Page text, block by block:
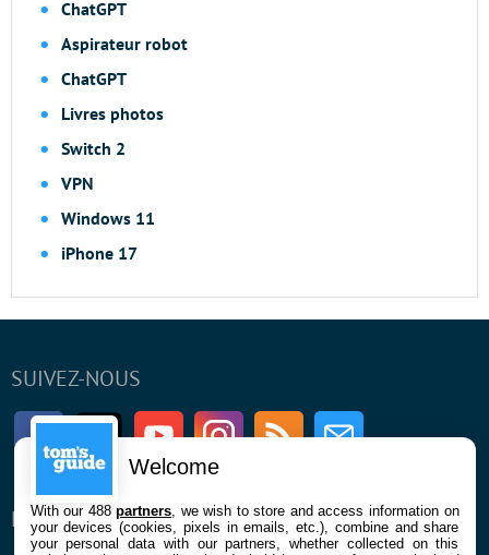
ChatGPT
Aspirateur robot
ChatGPT
Livres photos
Switch 2
VPN
Windows 11
iPhone 17
SUIVEZ-NOUS
FacebookTwitter Youtube InstagramRSS Newsletter
ENTREPRISE À PROPOS
Welcome
With our 488partners , we wish to store and access information on
your devices (cookies, pixels in emails, etc.), combine and share
your personal data with our partners, whether collected on this